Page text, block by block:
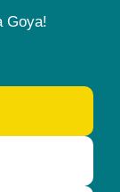
Goya!